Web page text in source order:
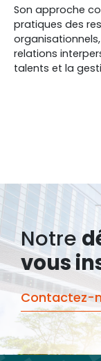
Son approche
pratiques des
relations
talents et la
Notre
vous
Contactez-